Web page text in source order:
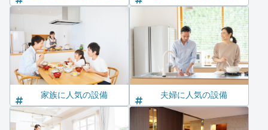
家族に人気の設備 夫婦に人気の設備